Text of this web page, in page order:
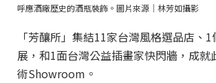
呼應酒廠歷史的酒瓶裝飾。圖片來源｜林芳如攝影
「芳釀所」集結11家台灣風格選品店、
展，和1面台灣公益插畫家快閃牆，成就
術Showroom。